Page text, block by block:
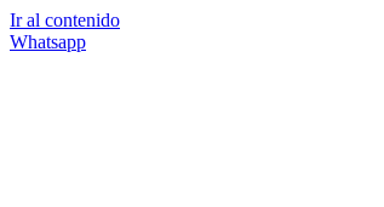
Ir al contenido
Whatsapp